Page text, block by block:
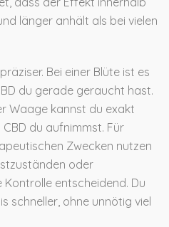
länger anhält als bei vielen
Bei einer Blüte ist es
du gerade geraucht hast.
Waage kannst du exakt
CBD du aufnimmst. Für
Zwecken nutzen
oder
entscheidend. Du
schneller, ohne unnötig viel